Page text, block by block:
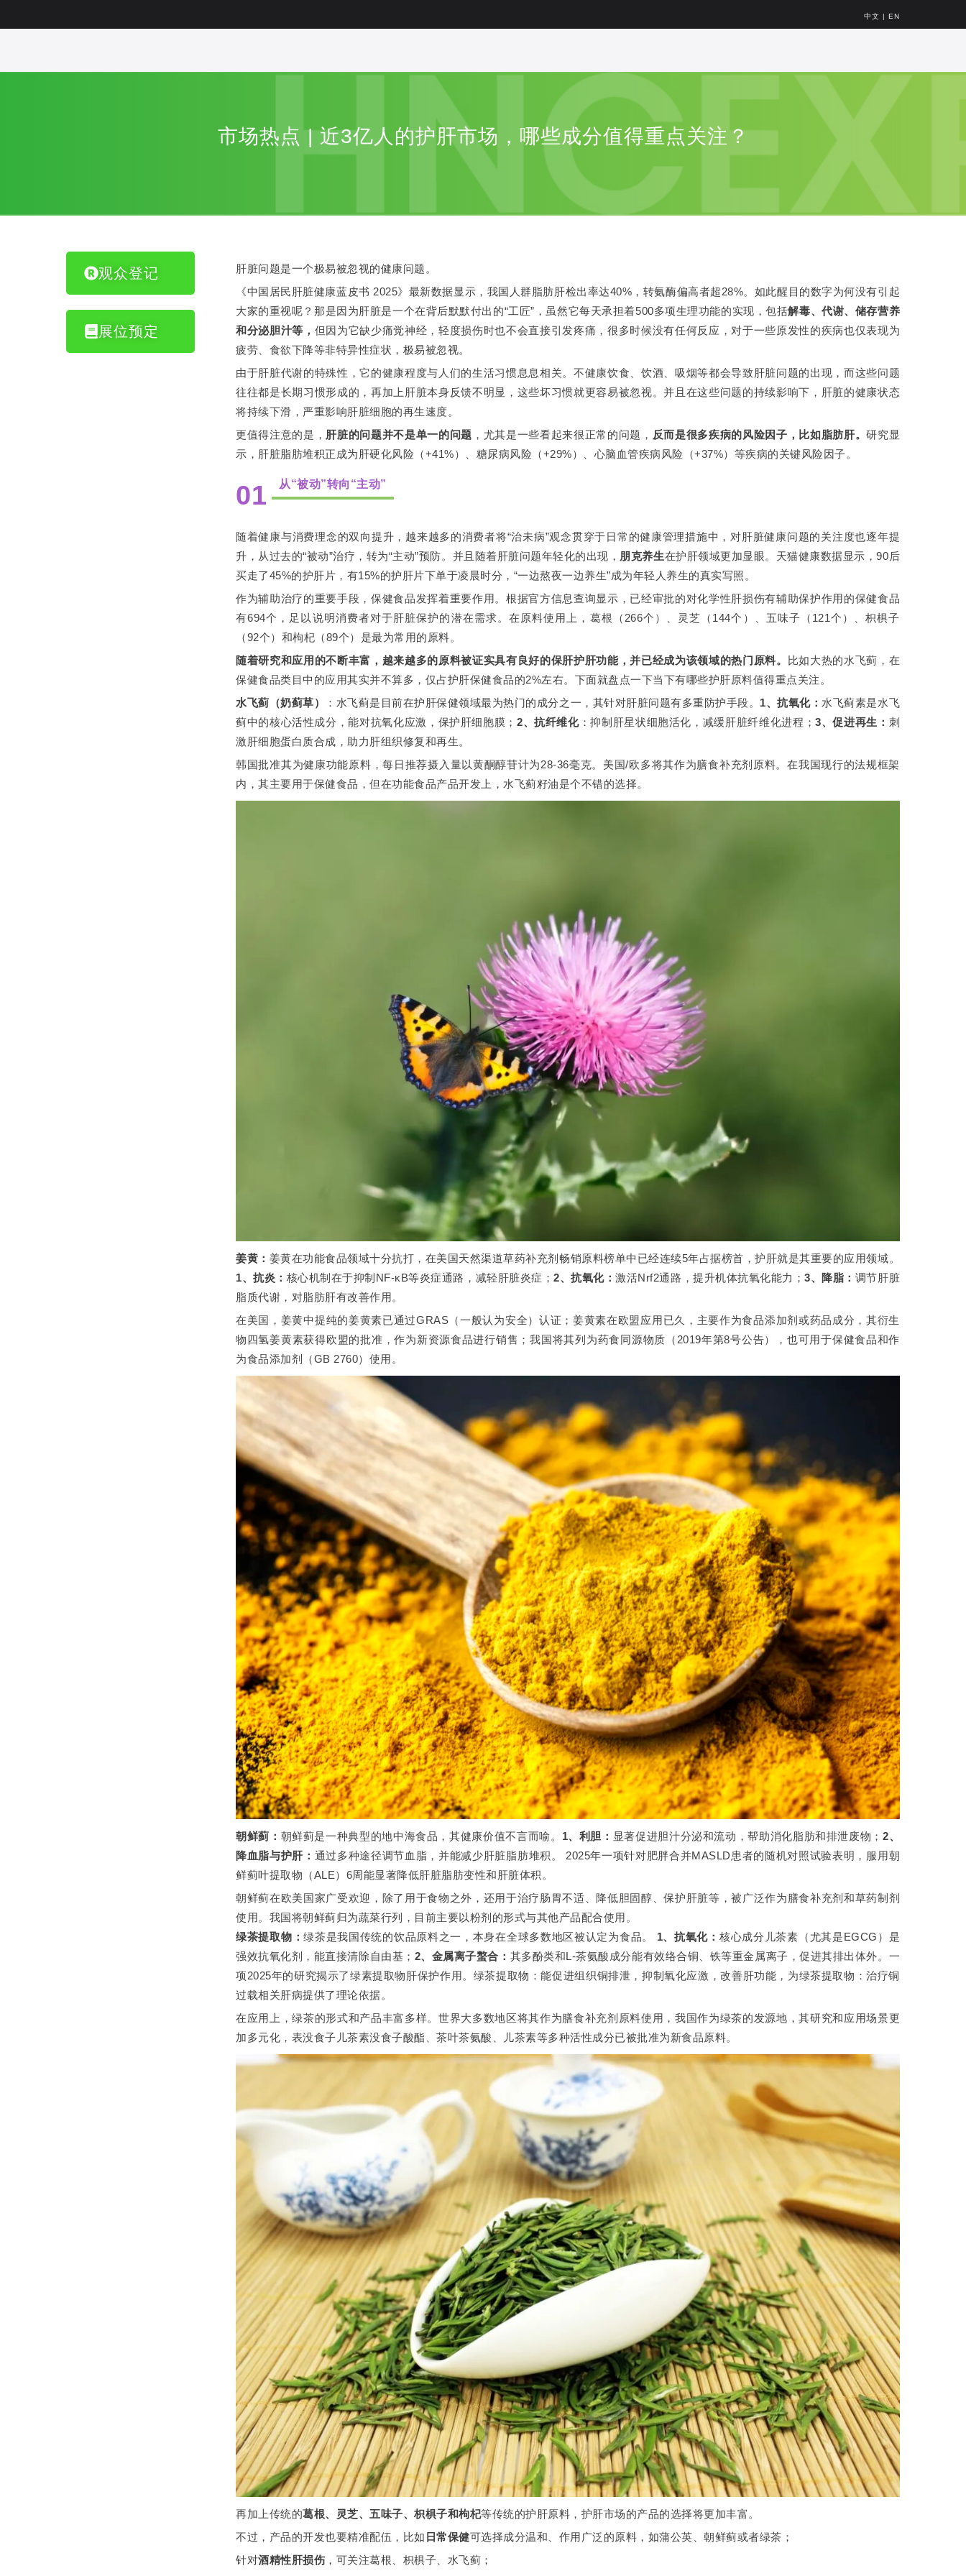
中文 | EN
市场热点 | 近3亿人的护肝市场，哪些成分值得重点关注？
观众登记
展位预定
肝脏问题是一个极易被忽视的健康问题。
《中国居民肝脏健康蓝皮书 2025》最新数据显示，我国人群脂肪肝检出率达40%，转氨酶偏高者超28%。如此醒目的数字为何没有引起
大家的重视呢？那是因为肝脏是一个在背后默默付出的“工匠”，虽然它每天承担着500多项生理功能的实现，包括解毒、代谢、储存营养
和分泌胆汁等， 但因为它缺少痛觉神经，轻度损伤时也不会直接引发疼痛，很多时候没有任何反应，对于一些原发性的疾病也仅表现为
疲劳、食欲下降等非特异性症状，极易被忽视。
由于肝脏代谢的特殊性，它的健康程度与人们的生活习惯息息相关。不健康饮食、饮酒、吸烟等都会导致肝脏问题的出现，而这些问题
往往都是长期习惯形成的，再加上肝脏本身反馈不明显，这些坏习惯就更容易被忽视。并且在这些问题的持续影响下，肝脏的健康状态
将持续下滑，严重影响肝脏细胞的再生速度。
更值得注意的是， 肝脏的问题并不是单一的问题 ，尤其是一些看起来很正常的问题， 反而是很多疾病的风险因子，比如脂肪肝。研究显
示，肝脏脂肪堆积正成为肝硬化风险（+41%）、糖尿病风险（+29%）、心脑血管疾病风险（+37%）等疾病的关键风险因子。
01 从“被动”转向“主动”
随着健康与消费理念的双向提升，越来越多的消费者将“治未病”观念贯穿于日常的健康管理措施中，对肝脏健康问题的关注度也逐年提
升，从过去的“被动”治疗，转为“主动”预防。并且随着肝脏问题年轻化的出现， 朋克养生在护肝领域更加显眼。天猫健康数据显示，90后
买走了45%的护肝片，有15%的护肝片下单于凌晨时分，“一边熬夜一边养生”成为年轻人养生的真实写照。
作为辅助治疗的重要手段，保健食品发挥着重要作用。根据官方信息查询显示，已经审批的对化学性肝损伤有辅助保护作用的保健食品
有694个，足以说明消费者对于肝脏保护的潜在需求。在原料使用上，葛根（266个）、灵芝（144个）、五味子（121个）、枳椇子
（92个）和枸杞（89个）是最为常用的原料。
随着研究和应用的不断丰富，越来越多的原料被证实具有良好的保肝护肝功能，并已经成为该领域的热门原料。
比如大热的水飞蓟，在
保健食品类目中的应用其实并不算多，仅占护肝保健食品的2%左右。下面就盘点一下当下有哪些护肝原料值得重点关注。
水飞蓟（奶蓟草）
：水飞蓟是目前在护肝保健领域最为热门的成分之一，其针对肝脏问题有多重防护手段。 1、抗氧化： 水飞蓟素是水飞
蓟中的核心活性成分，能对抗氧化应激，保护肝细胞膜； 2、抗纤维化：抑制肝星状细胞活化，减缓肝脏纤维化进程；3、促进再生： 刺
激肝细胞蛋白质合成，助力肝组织修复和再生。
韩国批准其为健康功能原料，每日推荐摄入量以黄酮醇苷计为28-36毫克。美国/欧多将其作为膳食补充剂原料。在我国现行的法规框架
内，其主要用于保健食品，但在功能食品产品开发上，水飞蓟籽油是个不错的选择。
姜黄： 姜黄在功能食品领域十分抗打，在美国天然渠道草药补充剂畅销原料榜单中已经连续5年占据榜首，护肝就是其重要的应用领域。
1、抗炎： 核心机制在于抑制NF-κB等炎症通路，减轻肝脏炎症；2、抗氧化：激活Nrf2通路，提升机体抗氧化能力；3、降脂： 调节肝脏
脂质代谢，对脂肪肝有改善作用。
在美国，姜黄中提纯的姜黄素已通过GRAS（一般认为安全）认证；姜黄素在欧盟应用已久，主要作为食品添加剂或药品成分，其衍生
物四氢姜黄素获得欧盟的批准，作为新资源食品进行销售；我国将其列为药食同源物质（2019年第8号公告），也可用于保健食品和作
为食品添加剂（GB 2760）使用。
朝鲜蓟： 朝鲜蓟是一种典型的地中海食品，其健康价值不言而喻。 1、利胆： 显著促进胆汁分泌和流动，帮助消化脂肪和排泄废物； 2、
降血脂与护肝： 通过多种途径调节血脂，并能减少肝脏脂肪堆积。 2025年一项针对肥胖合并MASLD患者的随机对照试验表明，服用朝
鲜蓟叶提取物（ALE）6周能显著降低肝脏脂肪变性和肝脏体积。
朝鲜蓟在欧美国家广受欢迎，除了用于食物之外，还用于治疗肠胃不适、降低胆固醇、保护肝脏等，被广泛作为膳食补充剂和草药制剂
使用。我国将朝鲜蓟归为蔬菜行列，目前主要以粉剂的形式与其他产品配合使用。
绿茶提取物：绿茶是我国传统的饮品原料之一，本身在全球多数地区被认定为食品。 1、抗氧化： 核心成分儿茶素（尤其是EGCG）是
强效抗氧化剂，能直接清除自由基； 2、金属离子螯合： 其多酚类和L-茶氨酸成分能有效络合铜、铁等重金属离子，促进其排出体外。一
项2025年的研究揭示了绿素提取物肝保护作用。绿茶提取物：能促进组织铜排泄，抑制氧化应激，改善肝功能，为绿茶提取物：治疗铜
过载相关肝病提供了理论依据。
在应用上，绿茶的形式和产品丰富多样。世界大多数地区将其作为膳食补充剂原料使用，我国作为绿茶的发源地，其研究和应用场景更
加多元化，表没食子儿茶素没食子酸酯、茶叶茶氨酸、儿茶素等多种活性成分已被批准为新食品原料。
再加上传统的葛根、灵芝、五味子、枳椇子和枸杞等传统的护肝原料，护肝市场的产品的选择将更加丰富。
不过，产品的开发也要精准配伍，比如 日常保健可选择成分温和、作用广泛的原料，如蒲公英、朝鲜蓟或者绿茶；
针对酒精性肝损伤 ，可关注葛根、枳椇子、水飞蓟；